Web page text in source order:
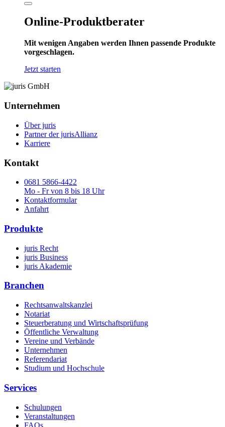
Online-Produktberater
Mit wenigen Angaben werden Ihnen passende Produkte
vorgeschlagen.
Jetzt starten
Unternehmen
Über juris
Partner der jurisAllianz
Karriere
Kontakt
0681 5866-4422
Mo - Fr von 8 bis 18 Uhr
Kontaktformular
Anfahrt
Produkte
juris Recht
juris Business
juris Akademie
Branchen
Rechtsanwaltskanzlei
Notariat
Steuerberatung und Wirtschaftsprüfung
Öffentliche Verwaltung
Vereine und Verbände
Unternehmen
Referendariat
Studium und Hochschule
Services
Schulungen
Veranstaltungen
FAQs